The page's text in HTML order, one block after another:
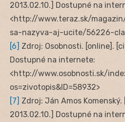
2013.02.10.] Dostupné na
<http://www.teraz.sk/
sa-nazyva-aj-ucite/56226-
[6] Zdroj: Osobnosti. [online].
Dostupné na internete:
<http://www.osobnosti.sk/
os=zivotopis&ID=58932‎>
[7] Zdroj: Ján Amos
2013.02.10.] Dostupné na